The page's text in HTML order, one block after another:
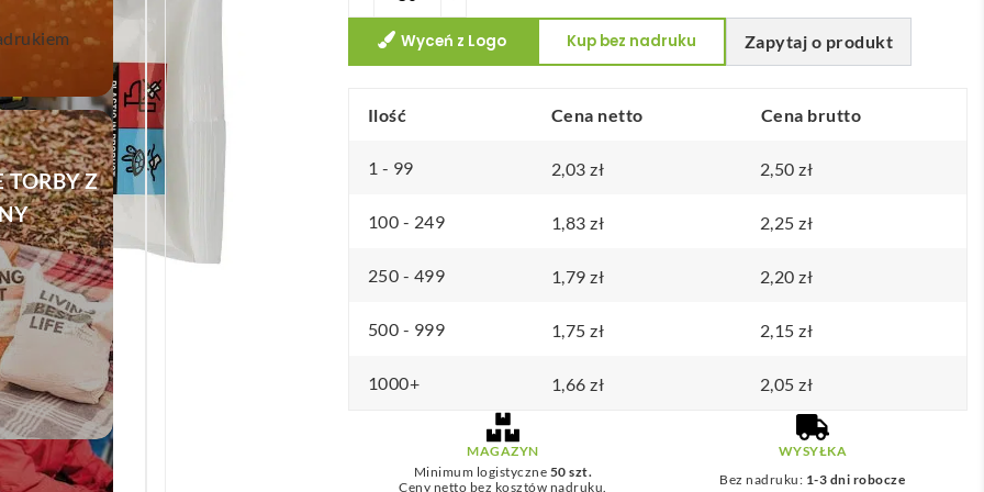
z logo
Z
TORBY Z
Clewip
chusteczki
nawilżane
Zapytaj o produkt
Wyceń z Logo Kup bez nadruku
Ilość Cena netto Cena brutto
1 - 99 2,03zł 2,50zł
100 - 249 1,83zł 2,25zł
250 - 499 1,79zł 2,20zł
500 - 999 1,75zł 2,15zł
1000+ 1,66zł 2,05zł
MAGAZYN
Minimum logistyczne 50 szt.
Ceny netto bez kosztów nadruku.
WYSYŁKA
Bez nadruku: 1-3 dni robocze